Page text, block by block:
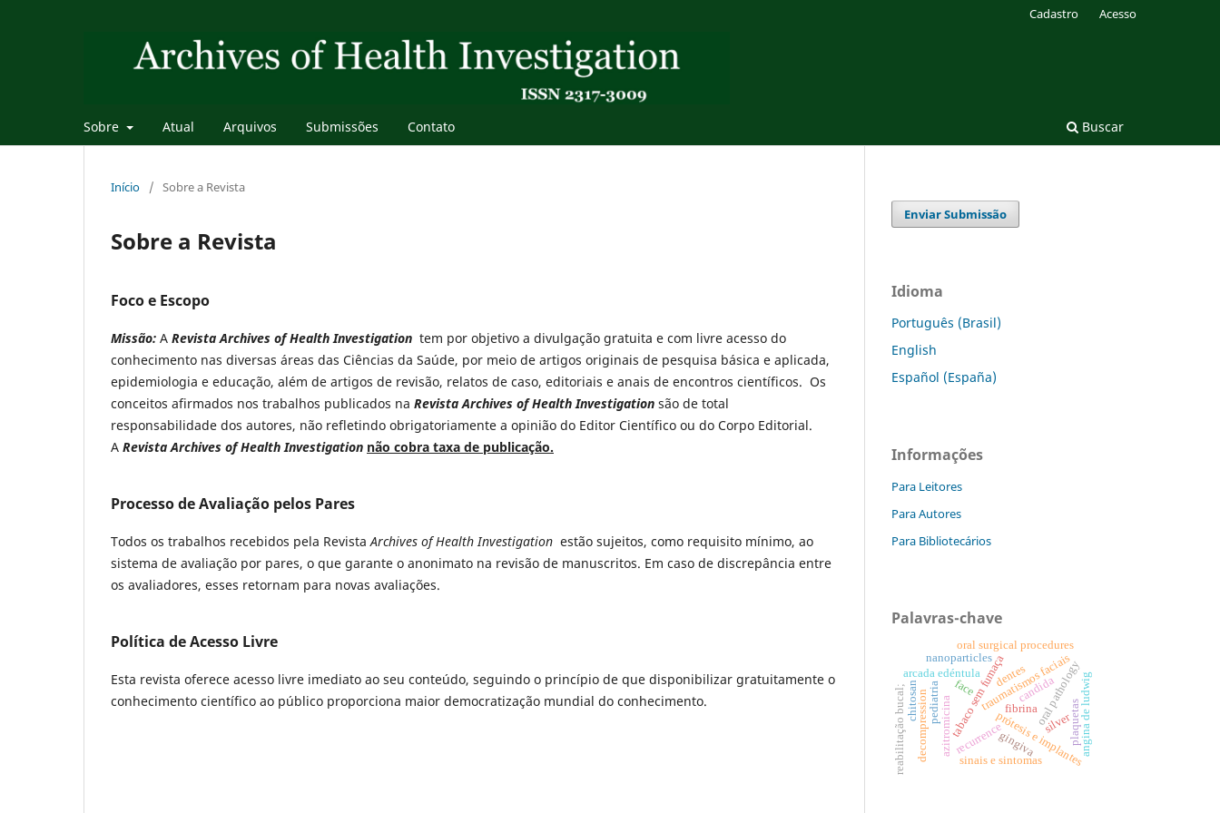
Sobre Atual Arquivos Submissões Contato Buscar
Cadastro Acesso
Início / Sobre a Revista
Sobre a Revista
Foco e Escopo
Missão: A Revista Archives of Health Investigation tem por objetivo a divulgação gratuita e com livre acesso do
conhecimento nas diversas áreas das Ciências da Saúde, por meio de artigos originais de pesquisa básica e aplicada,
epidemiologia e educação, além de artigos de revisão, relatos de caso, editoriais e anais de encontros científicos. Os
conceitos afirmados nos trabalhos publicados na Revista Archives of Health Investigation são de total
responsabilidade dos autores, não refletindo obrigatoriamente a opinião do Editor Científico ou do Corpo Editorial.
A Revista Archives of Health Investigation não cobra taxa de publicação.
Processo de Avaliação pelos Pares
Todos os trabalhos recebidos pela RevistaArchives of Health Investigation estão sujeitos, como requisito mínimo, ao
sistema de avaliação por pares, o que garante o anonimato na revisão de manuscritos. Em caso de discrepância entre
os avaliadores, esses retornam para novas avaliações.
Política de Acesso Livre
Esta revista oferece acesso livre imediato ao seu conteúdo, seguindo o princípio de que disponibilizar gratuitamente o
conhecimento científico ao público proporciona maior democratização mundial do conhecimento.
Enviar Submissão
Idioma
Português (Brasil)
English
Español (España)
Informações
Para Leitores
Para Autores
Para Bibliotecários
Palavras-chave
traumatismos faciais
tabaco sem fumaça
oral surgical procedures
oral pathology
arcada edéntula
prótesis e implantes
azitromicina
pediatria
recurrence
sinais e sintomas
angina de ludwig
decompression
chitosan
silver
nanoparticles
candida
plaquetas
fibrina
face
gingiva
reabilitação bucal;
dentes